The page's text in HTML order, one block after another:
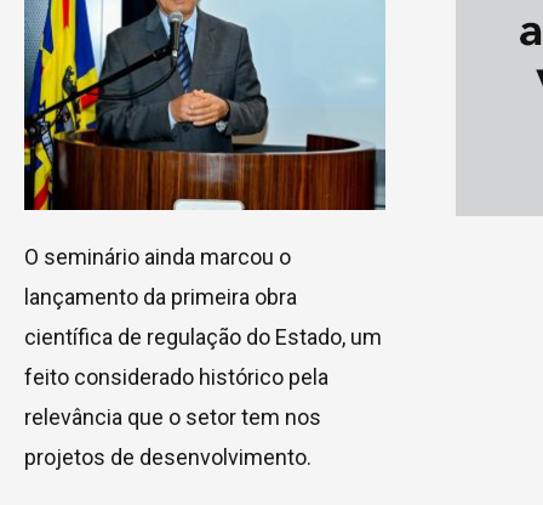
O seminário ainda marcou o
lançamento da primeira obra
científica de regulação do Estado, um
feito considerado histórico pela
relevância que o setor tem nos
projetos de desenvolvimento.